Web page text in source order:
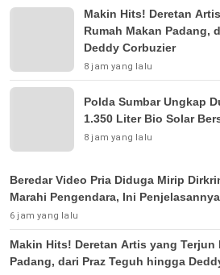
Makin Hits! Deretan
Rumah Makan Padang,
Deddy Corbuzier
8 jam yang lalu
Polda Sumbar Ungkap
1.350 Liter Bio Solar
8 jam yang lalu
Beredar Video Pria Diduga Mirip
Marahi Pengendara, Ini Penjelasannya
6 jam yang lalu
Makin Hits! Deretan Artis yang Terjun
Padang, dari Praz Teguh hingga